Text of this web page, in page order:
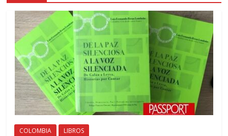
COLOMBIA LIBROS